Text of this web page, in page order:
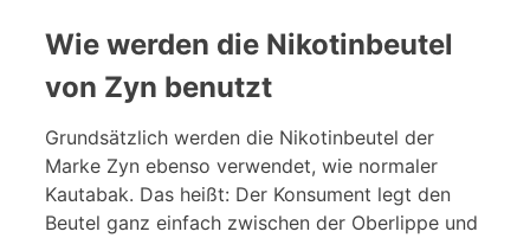
Wie werden die Nikotinbeutel
von Zyn benutzt
Grundsätzlich werden die Nikotinbeutel der
Marke Zyn ebenso verwendet, wie normaler
Kautabak. Das heißt: Der Konsument legt den
Beutel ganz einfach zwischen der Oberlippe und